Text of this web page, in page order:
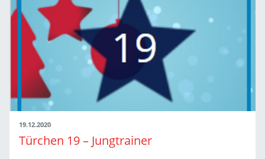
19.12.2020
Türchen 19 – Jungtrainer